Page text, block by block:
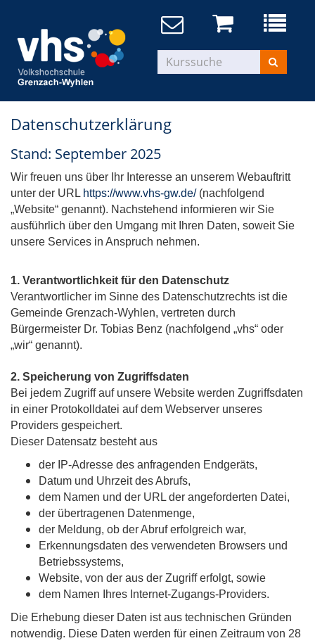
Datenschutzerklärung
Stand: September 2025
Wir freuen uns über Ihr Interesse an unserem Webauftritt
unter der URL https://www.vhs-gw.de/(nachfolgend
„Website“ genannt). Nachstehend informieren wir Sie
ausführlich über den Umgang mit Ihren Daten, soweit Sie
unsere Services in Anspruch nehmen.
1. Verantwortlichkeit für den Datenschutz
Verantwortlicher im Sinne des Datenschutzrechts ist die
Gemeinde Grenzach-Wyhlen, vertreten durch
Bürgermeister Dr. Tobias Benz (nachfolgend „vhs“ oder
„wir“ genannt).
2. Speicherung von Zugriffsdaten
Bei jedem Zugriff auf unsere Website werden Zugriffsdaten
in einer Protokolldatei auf dem Webserver unseres
Providers gespeichert.
Dieser Datensatz besteht aus
der IP-Adresse des anfragenden Endgeräts,
Datum und Uhrzeit des Abrufs,
dem Namen und der URL der angeforderten Datei,
der übertragenen Datenmenge,
der Meldung, ob der Abruf erfolgreich war,
Erkennungsdaten des verwendeten Browsers und
Betriebssystems,
Website, von der aus der Zugriff erfolgt, sowie
dem Namen Ihres Internet-Zugangs-Providers.
Die Erhebung dieser Daten ist aus technischen Gründen
notwendig. Diese Daten werden für einen Zeitraum von 28